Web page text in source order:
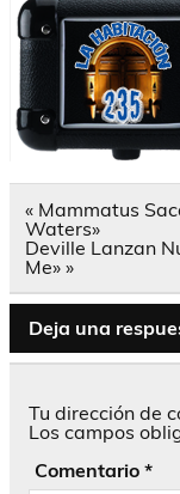
Navegación
de
entradas
« Mammatus
Waters»
Deville Lanzan
Me» »
Deja una
Tu dirección de
Los campos
Comentario *